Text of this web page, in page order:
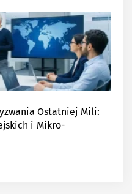
Ostatniej Mili:
i Mikro-